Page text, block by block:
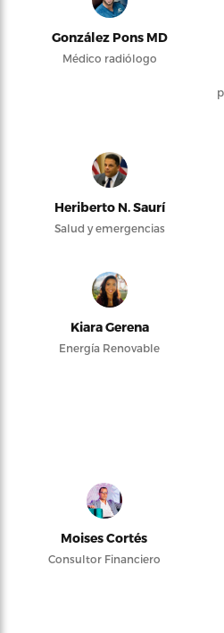
González Pons MD
Médico radiólogo
Heriberto N. Saurí
Salud y emergencias
Kiara Gerena
Energía Renovable
Moises Cortés
Consultor Financiero